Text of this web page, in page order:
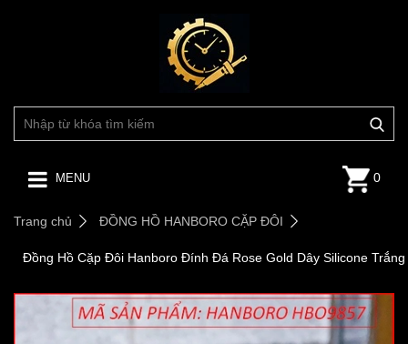
MENU 0
Trang chủ ĐỒNG HỒ HANBORO CẶP ĐÔI
Đồng Hồ Cặp Đôi Hanboro Đính Đá Rose Gold Dây Silicone Trắng